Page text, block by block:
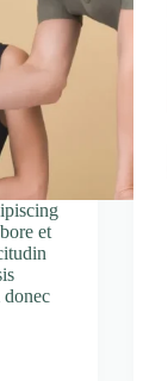
et
donec